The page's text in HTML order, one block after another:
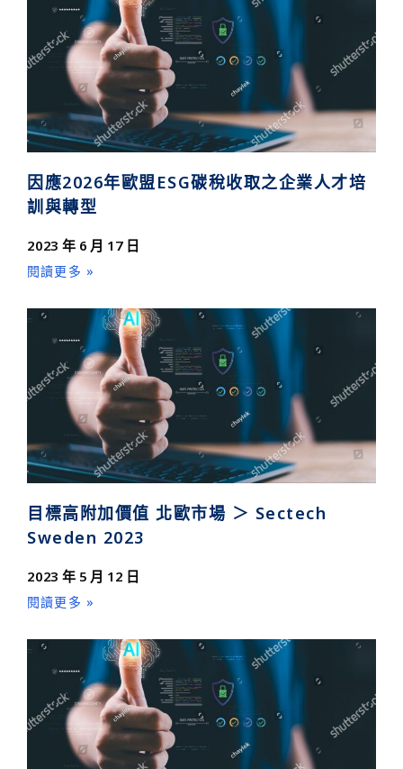
因應2026年歐盟ESG碳稅收取之企業人才培
訓與轉型
2023 年 6 月 17 日
閱讀更多 »
目標高附加價值 北歐市場 ＞ Sectech
Sweden 2023
2023 年 5 月 12 日
閱讀更多 »